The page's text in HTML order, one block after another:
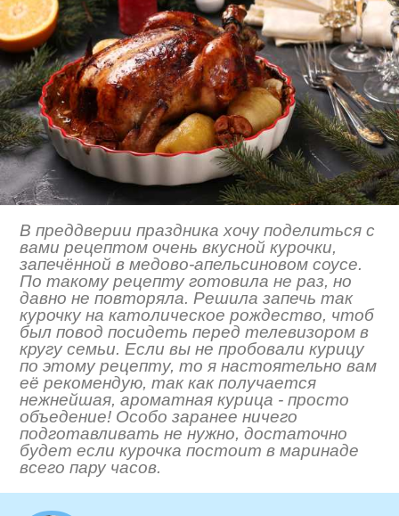
В преддверии праздника хочу поделиться с
вами рецептом очень вкусной курочки,
запечённой в медово-апельсиновом соусе.
По такому рецепту готовила не раз, но
давно не повторяла. Решила запечь так
курочку на католическое рождество, чтоб
был повод посидеть перед телевизором в
кругу семьи. Если вы не пробовали курицу
по этому рецепту, то я настоятельно вам
её рекомендую, так как получается
нежнейшая, ароматная курица - просто
объедение! Особо заранее ничего
подготавливать не нужно, достаточно
будет если курочка постоит в маринаде
всего пару часов.